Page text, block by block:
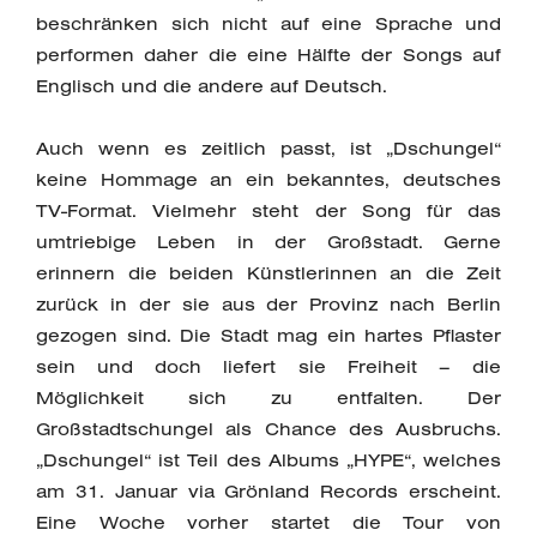
beschränken sich nicht auf eine Sprache und
performen daher die eine Hälfte der Songs auf
Englisch und die andere auf Deutsch.
Auch wenn es zeitlich passt, ist „Dschungel“
keine Hommage an ein bekanntes, deutsches
TV-Format. Vielmehr steht der Song für das
umtriebige Leben in der Großstadt. Gerne
erinnern die beiden Künstlerinnen an die Zeit
zurück in der sie aus der Provinz nach Berlin
gezogen sind. Die Stadt mag ein hartes Pflaster
sein und doch liefert sie Freiheit – die
Möglichkeit sich zu entfalten. Der
Großstadtschungel als Chance des Ausbruchs.
„Dschungel“ ist Teil des Albums „HYPE“, welches
am 31. Januar via Grönland Records erscheint.
Eine Woche vorher startet die Tour von